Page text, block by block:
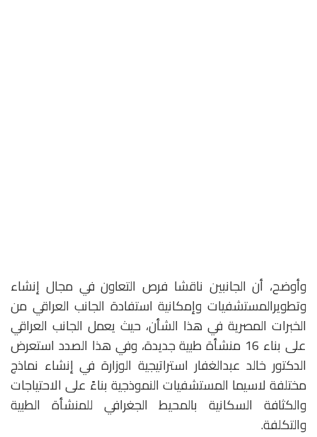
وأوضح، أن الجانبين ناقشا فرص التعاون في مجال إنشاء
وتطويرالمستشفيات وإمكانية استفادة الجانب العراقي من
الخبرات المصرية في هذا الشأن، حيث يعمل الجانب العراقي
على بناء 16 منشأة طبية جديدة، وفي هذا الصدد استعرض
الدكتور خالد عبدالغفار استراتيجية الوزارة في إنشاء نماذج
مختلفة لاسيما المستشفيات النموذجية بناءً على الاحتياجات
والكثافة السكانية بالمحيط الجغرافي للمنشأة الطبية
والتكلفة.